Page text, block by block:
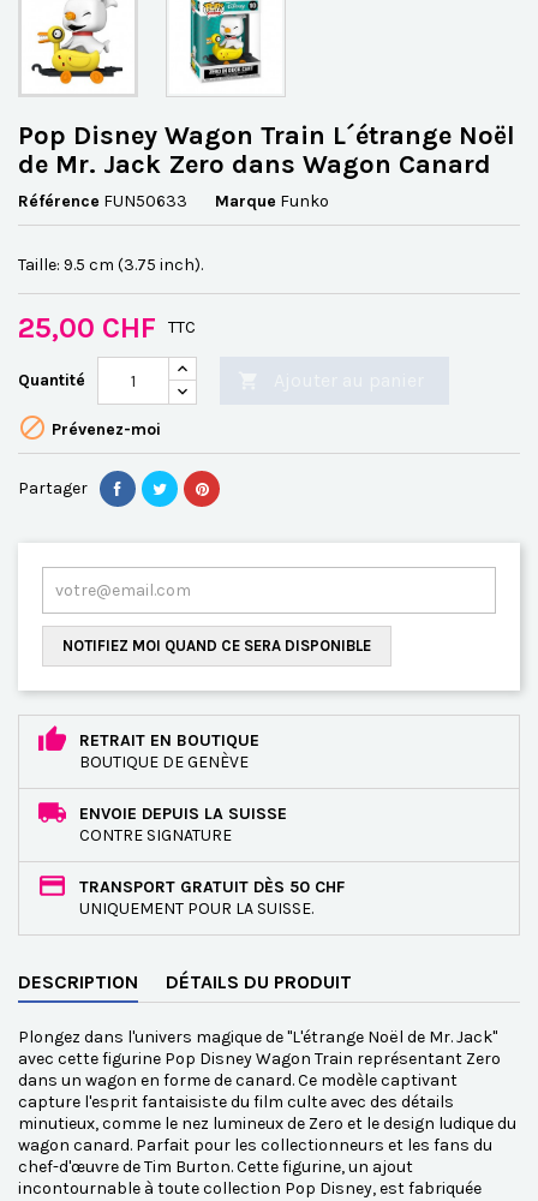
Pop Disney Wagon Train L´étrange Noël
de Mr. Jack Zero dans Wagon Canard
Référence FUN50633 Marque Funko
Taille: 9.5 cm (3.75 inch).
25,00 CHF TTC
Quantité
 Prévenez-moi
Partager
NOTIFIEZ MOI QUAND CE SERA DISPONIBLE
RETRAIT EN BOUTIQUE
BOUTIQUE DE GENÈVE
ENVOIE DEPUIS LA SUISSE
CONTRE SIGNATURE
TRANSPORT GRATUIT DÈS 50 CHF
UNIQUEMENT POUR LA SUISSE.
DESCRIPTION DÉTAILS DU PRODUIT
Plongez dans l'univers magique de "L'étrange Noël de Mr. Jack"
avec cette figurine Pop Disney Wagon Train représentant Zero
dans un wagon en forme de canard. Ce modèle captivant
capture l'esprit fantaisiste du film culte avec des détails
minutieux, comme le nez lumineux de Zero et le design ludique du
wagon canard. Parfait pour les collectionneurs et les fans du
chef-d'œuvre de Tim Burton. Cette figurine, un ajout
incontournable à toute collection Pop Disney, est fabriquée